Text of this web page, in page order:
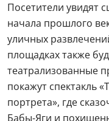
Посетители увидят
начала прошлого
уличных
площадках также
театрализованные
покажут спектакль
портрета», где
Бабы-Яги и